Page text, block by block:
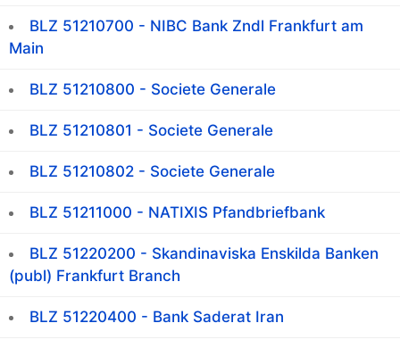
BLZ 51210700 - NIBC Bank Zndl Frankfurt am
Main
BLZ 51210800 - Societe Generale
BLZ 51210801 - Societe Generale
BLZ 51210802 - Societe Generale
BLZ 51211000 - NATIXIS Pfandbriefbank
BLZ 51220200 - Skandinaviska Enskilda Banken
(publ) Frankfurt Branch
BLZ 51220400 - Bank Saderat Iran